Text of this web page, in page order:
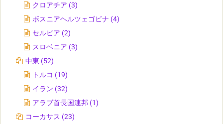
クロアチア (3)
ボスニアヘルツェゴビナ (4)
セルビア (2)
スロベニア (3)
中東 (52)
トルコ (19)
イラン (32)
アラブ首長国連邦 (1)
コーカサス (23)